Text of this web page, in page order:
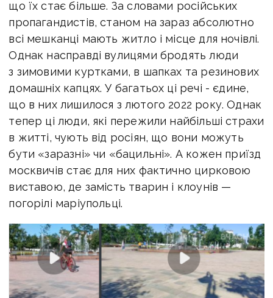
що їх стає більше. За словами російських
пропагандистів, станом на зараз абсолютно
всі мешканці мають житло і місце для ночівлі.
Однак насправді вулицями бродять люди
з зимовими куртками, в шапках та резинових
домашніх капцях. У багатьох ці речі - єдине,
що в них лишилося з лютого 2022 року. Однак
тепер ці люди, які пережили найбільші страхи
в житті, чують від росіян, що вони можуть
бути «заразні» чи «бацильні». А кожен приїзд
москвичів стає для них фактично цирковою
виставою, де замість тварин і клоунів —
погорілі маріупольці.